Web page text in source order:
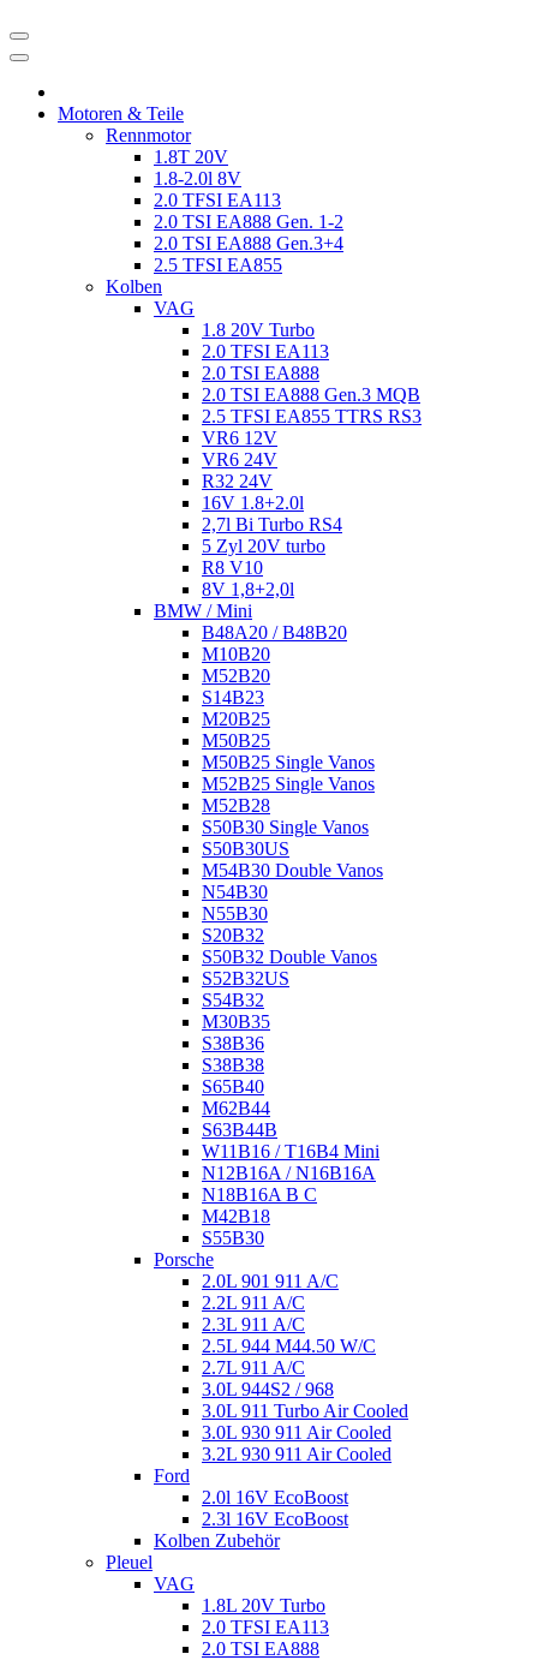
Motoren & Teile
Rennmotor
1.8T 20V
1.8-2.0l 8V
2.0 TFSI EA113
2.0 TSI EA888 Gen. 1-2
2.0 TSI EA888 Gen.3+4
2.5 TFSI EA855
Kolben
VAG
1.8 20V Turbo
2.0 TFSI EA113
2.0 TSI EA888
2.0 TSI EA888 Gen.3 MQB
2.5 TFSI EA855 TTRS RS3
VR6 12V
VR6 24V
R32 24V
16V 1.8+2.0l
2,7l Bi Turbo RS4
5 Zyl 20V turbo
R8 V10
8V 1,8+2,0l
BMW / Mini
B48A20 / B48B20
M10B20
M52B20
S14B23
M20B25
M50B25
M50B25 Single Vanos
M52B25 Single Vanos
M52B28
S50B30 Single Vanos
S50B30US
M54B30 Double Vanos
N54B30
N55B30
S20B32
S50B32 Double Vanos
S52B32US
S54B32
M30B35
S38B36
S38B38
S65B40
M62B44
S63B44B
W11B16 / T16B4 Mini
N12B16A / N16B16A
N18B16A B C
M42B18
S55B30
Porsche
2.0L 901 911 A/C
2.2L 911 A/C
2.3L 911 A/C
2.5L 944 M44.50 W/C
2.7L 911 A/C
3.0L 944S2 / 968
3.0L 911 Turbo Air Cooled
3.0L 930 911 Air Cooled
3.2L 930 911 Air Cooled
Ford
2.0l 16V EcoBoost
2.3l 16V EcoBoost
Kolben Zubehör
Pleuel
VAG
1.8L 20V Turbo
2.0 TFSI EA113
2.0 TSI EA888